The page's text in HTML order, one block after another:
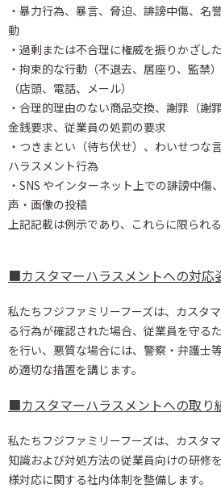
・暴力行為、暴言、脅迫、誹謗中傷、名
動
・過剰または不合理に権威を振りかざし
・拘束的な行動（不退去、居座り、監禁
（店頭、電話、メール）
・合理的理由のない商品交換、謝罪（謝
金銭要求、従業員の処罰の要求
・つきまとい（待ち伏せ）、わいせつな
ハラスメント行為
・SNS やインターネット上での誹謗中傷
声・画像の投稿
上記記載は例示であり、これらに限られ
■カスタマーハラスメントへの対応
私たちフジファミリーフーズは、カスタ
る行為が確認された場合、従業員を守る
を行い、 悪質な場合には、警察・弁護士
め適切な措置を講じます。
■カスタマーハラスメントへの取り
私たちフジファミリーフーズは、カスタ
知識および対処方法の従業員向けの研修
様対応に関する社内体制を整備します。